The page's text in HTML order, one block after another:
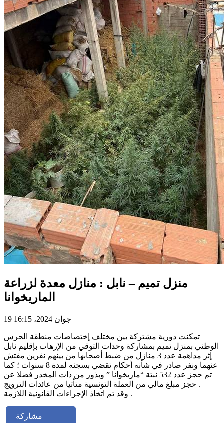
منزل تميم – نابل : منازل معدة لزراعة
الماريخوانا
19 جوان 2024، 16:15
تمكنت دورية مشتركة بين مختلف إختصاصات منطقة الحرس
الوطني بمنزل تميم بمشاركة وحدات التوقي من الإرهاب بإقليم نابل
إثر مداهمة عدد 3 منازل من ضبط أصحابها من بينهم نفرين مفتش
عنهما ونفر صادر في شأنه أحكام تقضي بسجنه لمدة 8 سنوات ؛ كما
تم حجز عدد 532 نبتة “ماريخوانا ” وبذور من ذات المخدر فضلا عن
حجز مبلغ مالي من العملة التونسية متأتيا من عائدات الترويج .
وقد تم اتخاذ الإجراءات القانونية اللازمة .
مشاركة